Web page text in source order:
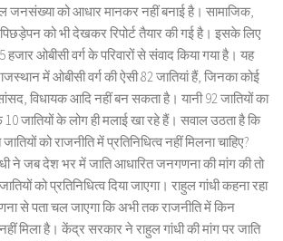
जनसंख्या को आधार मानकर नहीं बनाई है। सामाजिक,
को भी देखकर रिपोर्ट तैयार की गई है। इसके लिए
ओबीसी वर्ग के परिवारों से संवाद किया गया है। यह
में ओबीसी वर्ग की ऐसी 82 जातियां हैं, जिनका कोई
विधायक आदि नहीं बन सकता है। यानी 92 जातियों का
10 जातियों के लोग ही मलाई खा रहे हैं। सवाल उठता है कि
को राजनीति में प्रतिनिधित्व नहीं मिलना चाहिए?
ने जब देश भर में जाति आधारित जनगणना की मांग की तो
को प्रतिनिधित्व दिया जाएगा। राहुल गांधी कहना रहा
से पता चल जाएगा कि अभी तक राजनीति में किन
नहीं मिला है। केंद्र सरकार ने राहुल गांधी की मांग पर जाति